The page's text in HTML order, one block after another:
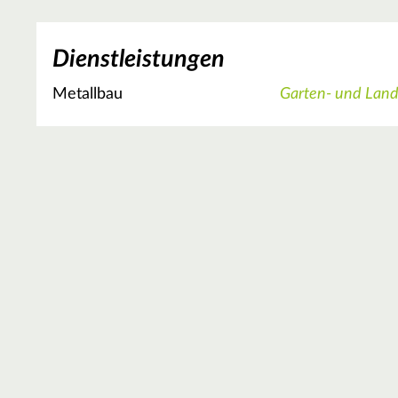
Dienstleistungen
Metallbau Garten- und